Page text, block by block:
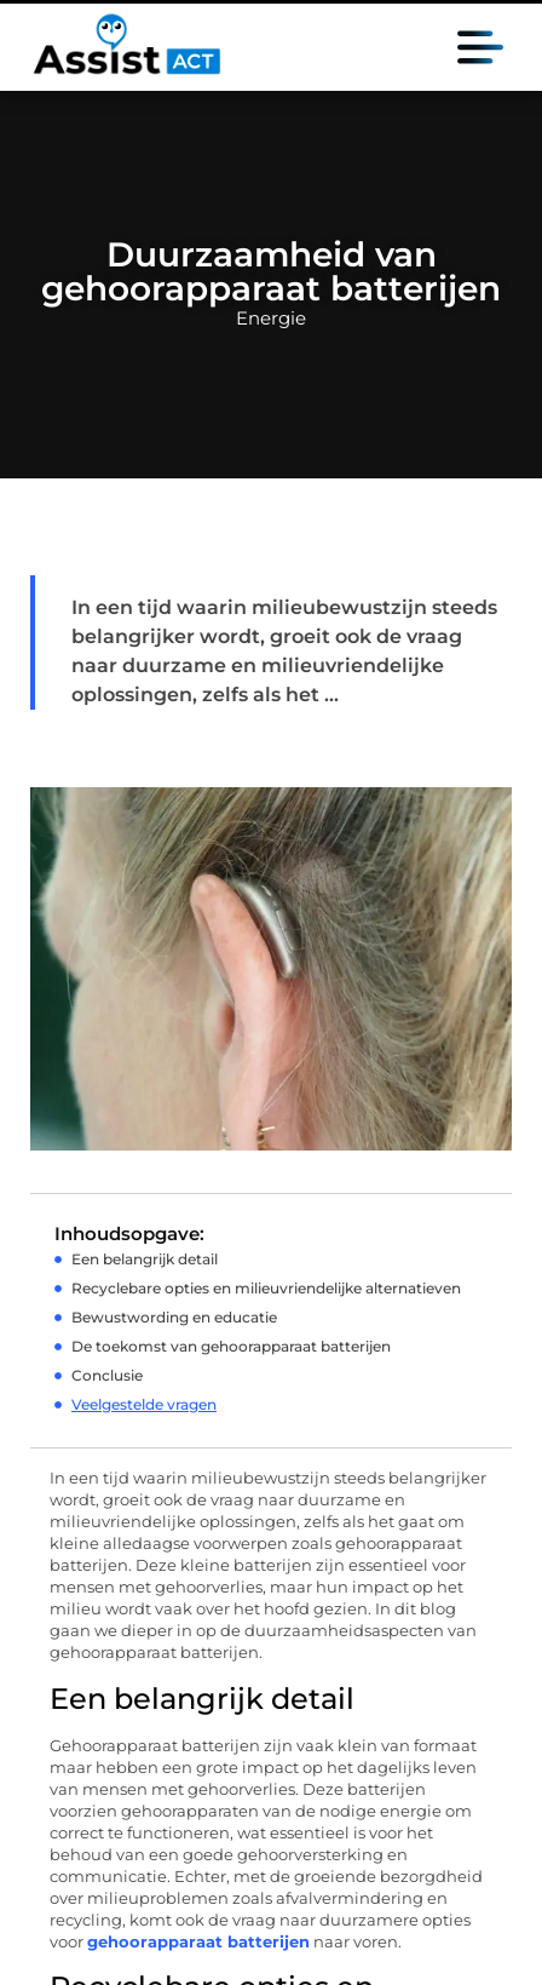
Duurzaamheid van
gehoorapparaat batterijen
Energie
In een tijd waarin milieubewustzijn steeds
belangrijker wordt, groeit ook de vraag
naar duurzame en milieuvriendelijke
oplossingen, zelfs als het ...
Inhoudsopgave:
Een belangrijk detail
Recyclebare opties en milieuvriendelijke alternatieven
Bewustwording en educatie
De toekomst van gehoorapparaat batterijen
Conclusie
Veelgestelde vragen
In een tijd waarin milieubewustzijn steeds belangrijker
wordt, groeit ook de vraag naar duurzame en
milieuvriendelijke oplossingen, zelfs als het gaat om
kleine alledaagse voorwerpen zoals gehoorapparaat
batterijen. Deze kleine batterijen zijn essentieel voor
mensen met gehoorverlies, maar hun impact op het
milieu wordt vaak over het hoofd gezien. In dit blog
gaan we dieper in op de duurzaamheidsaspecten van
gehoorapparaat batterijen.
Een belangrijk detail
Gehoorapparaat batterijen zijn vaak klein van formaat
maar hebben een grote impact op het dagelijks leven
van mensen met gehoorverlies. Deze batterijen
voorzien gehoorapparaten van de nodige energie om
correct te functioneren, wat essentieel is voor het
behoud van een goede gehoorversterking en
communicatie. Echter, met de groeiende bezorgdheid
over milieuproblemen zoals afvalvermindering en
recycling, komt ook de vraag naar duurzamere opties
voor gehoorapparaat batterijen naar voren.